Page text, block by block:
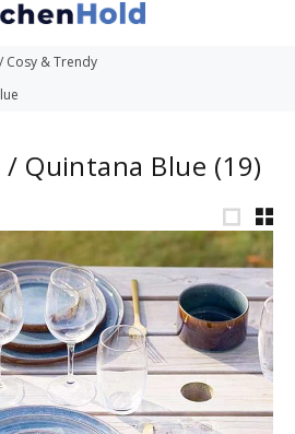
Cosy & Trendy
/ Quintana Blue (19)